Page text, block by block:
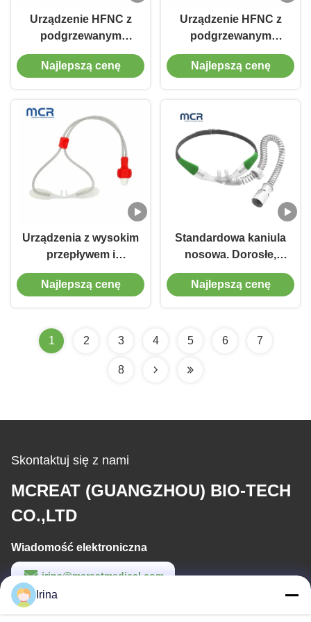
Urządzenie HFNC z
podgrzewanym
nawilżaczem dla
noworodków,
Najlepszą cenę
Urządzenie HFNC z
podgrzewanym
nawilżaczem i
pediatrycznym
przepływie
Najlepszą cenę
Urządzenia z wysokim
przepływem i
standardową kaniulą
nosową
Najlepszą cenę
Standardowa kaniula
nosowa. Dorosłe,
pediatryczne rozmiary
Fr6-Fr16 jednorazowa
Najlepszą cenę
1 2 3 4 5 6 7
8
Skontaktuj się z nami
MCREAT (GUANGZHOU) BIO-TECH
CO.,LTD
Wiadomość elektroniczna
irina@mcreatmedical.com
Czas pracy
Irina